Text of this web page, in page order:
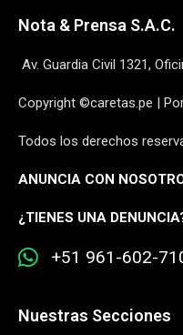
Nota & Prensa S.A.C.
Av. Guardia Civil 1321,
Copyright ©caretas.pe |
Todos los derechos
ANUNCIA CON
¿TIENES UNA
+51 961-602-
Nuestras Secciones